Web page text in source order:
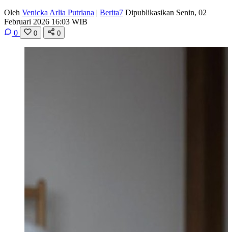
Oleh Venicka Arlia Putriana | Berita7 Dipublikasikan Senin, 02
Februari 2026 16:03 WIB
0
0 0